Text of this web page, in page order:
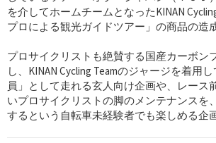
を介してホームチームとなったKINAN
プロによる観光ガイドツアー」の商品の造
プロサイクリストも絶賛する国産カーボン
し、KINAN Cycling Teamのジャージを着
員」として走れる玄人向け企画や、レー
いプロサイクリストの脚のメンテナンスを
するという自転車未経験者でも楽しめる企